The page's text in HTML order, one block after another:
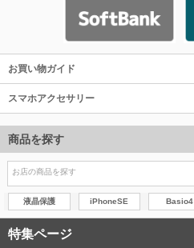
お買い物ガイド
スマホアクセサリー
商品を探す
液晶保護 iPhoneSE Basio4
特集ページ